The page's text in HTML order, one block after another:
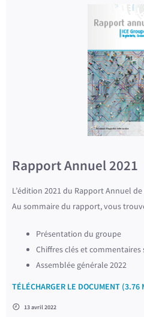
Rapport Annuel 2021
L’édition 2021 du Rapport Annuel
Au sommaire du rapport, vous
Présentation du groupe
Chiffres clés et commentaires
Assemblée générale 2022
TÉLÉCHARGER LE DOCUMENT (3.76
13 avril 2022